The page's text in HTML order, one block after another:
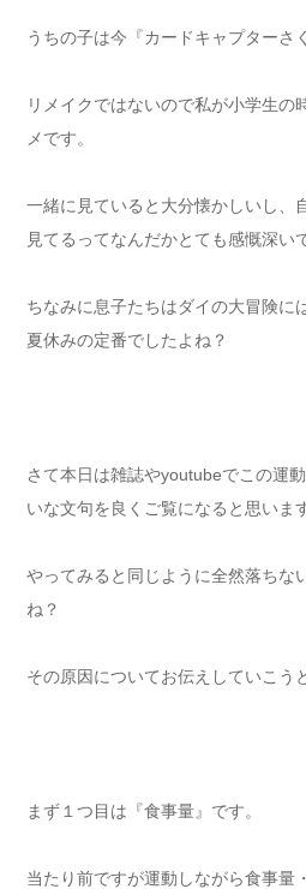
うちの子は今『カードキャプターさ
リメイクではないので私が小学生の
メです。
一緒に見ていると大分懐かしいし、
見てるってなんだかとても感慨深い
ちなみに息子たちはダイの大冒険に
夏休みの定番でしたよね？
さて本日は雑誌やyoutubeでこの運
いな文句を良くご覧になると思いま
やってみると同じように全然落ちな
ね？
その原因についてお伝えしていこう
まず１つ目は『食事量』です。
当たり前ですが運動しながら食事量